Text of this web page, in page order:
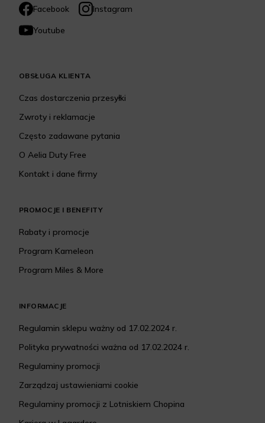
Facebook
Instagram
Youtube
OBSŁUGA KLIENTA
Czas dostarczenia przesyłki
Zwroty i reklamacje
Często zadawane pytania
O Aelia Duty Free
Kontakt i dane firmy
PROMOCJE I BENEFITY
Rabaty i promocje
Program Kameleon
Program Miles & More
INFORMACJE
Regulamin sklepu ważny od 17.02.2024 r.
Polityka prywatności ważna od 17.02.2024 r.
Regulaminy promocji
Zarządzaj ustawieniami cookie
Regulaminy promocji z Lotniskiem Chopina